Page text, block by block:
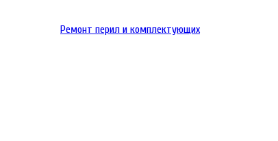
Ремонт перил и комплектующих